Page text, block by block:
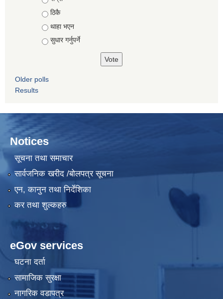
ठिकै
थाहा भएन
सुधार गर्नुपर्ने
Older polls
Results
Notices
सूचना तथा समाचार
सार्वजनिक खरीद /बोलपत्र सूचना
एन, कानुन तथा निर्देशिका
कर तथा शुल्कहरु
eGov services
घटना दर्ता
सामाजिक सुरक्षा
नागरिक वडापत्र